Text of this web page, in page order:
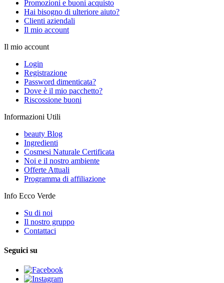
Promozioni e buoni acquisto
Hai bisogno di ulteriore aiuto?
Clienti aziendali
Il mio account
Il mio account
Login
Registrazione
Password dimenticata?
Dove è il mio pacchetto?
Riscossione buoni
Informazioni Utili
beauty Blog
Ingredienti
Cosmesi Naturale Certificata
Noi e il nostro ambiente
Offerte Attuali
Programma di affiliazione
Info Ecco Verde
Su di noi
Il nostro gruppo
Contattaci
Seguici su